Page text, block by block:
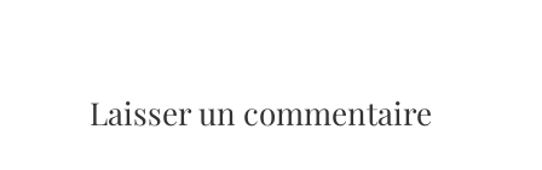
Laisser un commentaire